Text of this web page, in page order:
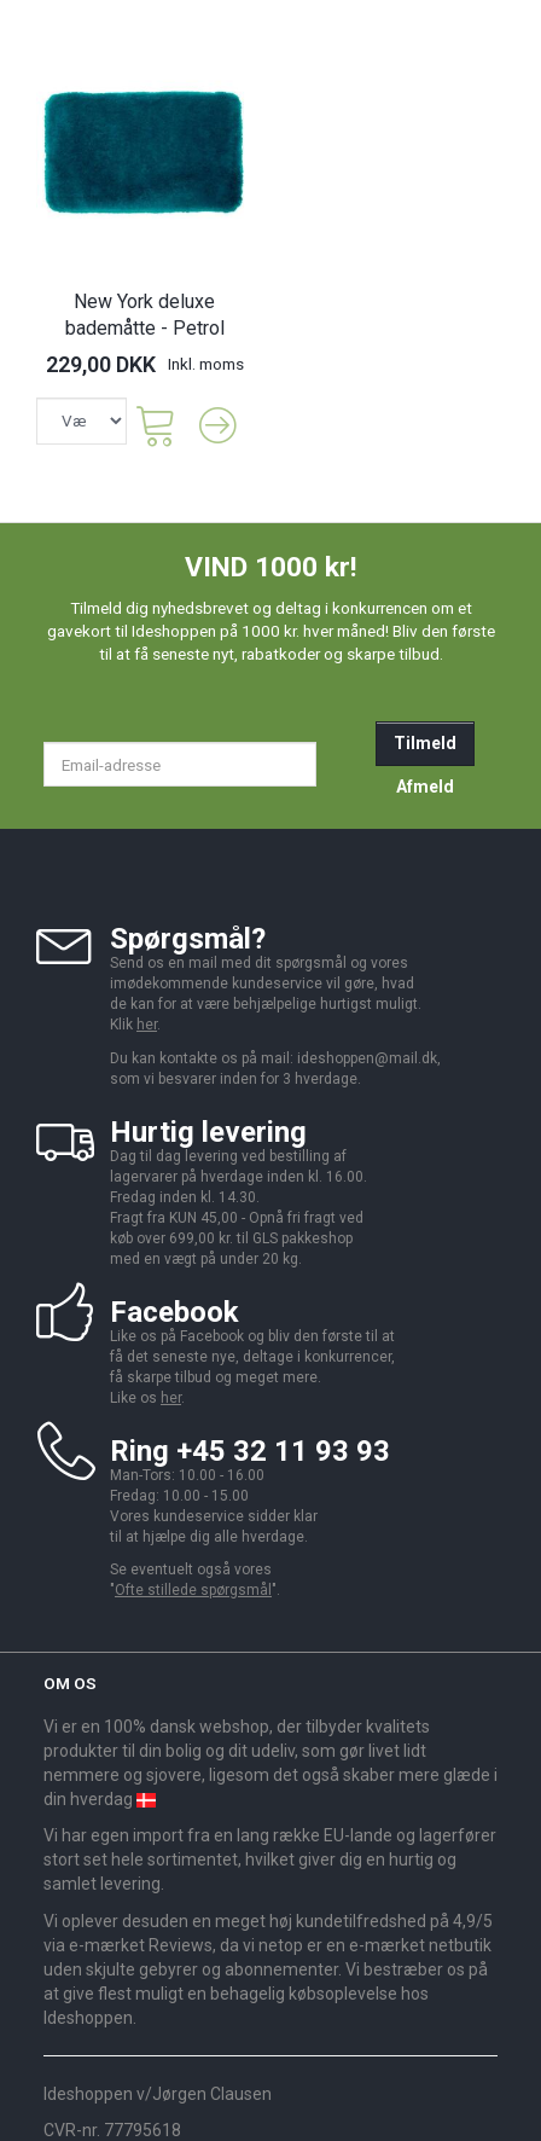
New York deluxe
bademåtte - Petrol
229,00 DKK Inkl. moms
VIND 1000 kr!
Tilmeld dig nyhedsbrevet og deltag i konkurrencen om et
gavekort til Ideshoppen på 1000 kr. hver måned! Bliv den første
til at få seneste nyt, rabatkoder og skarpe tilbud.
Tilmeld
Afmeld
Spørgsmål?
Send os en mail med dit spørgsmål og vores
imødekommende kundeservice vil gøre, hvad
de kan for at være behjælpelige hurtigst muligt.
Klik her.
Du kan kontakte os på mail: ideshoppen@mail.dk,
som vi besvarer inden for 3 hverdage.
Hurtig levering
Dag til dag levering ved bestilling af
lagervarer på hverdage inden kl. 16.00.
Fredag inden kl. 14.30.
Fragt fra KUN 45,00 - Opnå fri fragt ved
køb over 699,00 kr. til GLS pakkeshop
med en vægt på under 20 kg.
Facebook
Like os på Facebook og bliv den første til at
få det seneste nye, deltage i konkurrencer,
få skarpe tilbud og meget mere.
Like os her.
Ring +45 32 11 93 93
Man-Tors: 10.00 - 16.00
Fredag: 10.00 - 15.00
Vores kundeservice sidder klar
til at hjælpe dig alle hverdage.
Se eventuelt også vores
"Ofte stillede spørgsmål ".
OM OS
Vi er en 100% dansk webshop, der tilbyder kvalitets
produkter til din bolig og dit udeliv, som gør livet lidt
nemmere og sjovere, ligesom det også skaber mere glæde i
din hverdag
Vi har egen import fra en lang række EU-lande og lagerfører
stort set hele sortimentet, hvilket giver dig en hurtig og
samlet levering.
Vi oplever desuden en meget høj kundetilfredshed på 4,9/5
via e-mærket Reviews, da vi netop er en e-mærket netbutik
uden skjulte gebyrer og abonnementer. Vi bestræber os på
at give flest muligt en behagelig købsoplevelse hos
Ideshoppen.
Ideshoppen v/Jørgen Clausen
CVR-nr. 77795618